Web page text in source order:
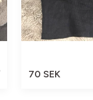
70 SEK